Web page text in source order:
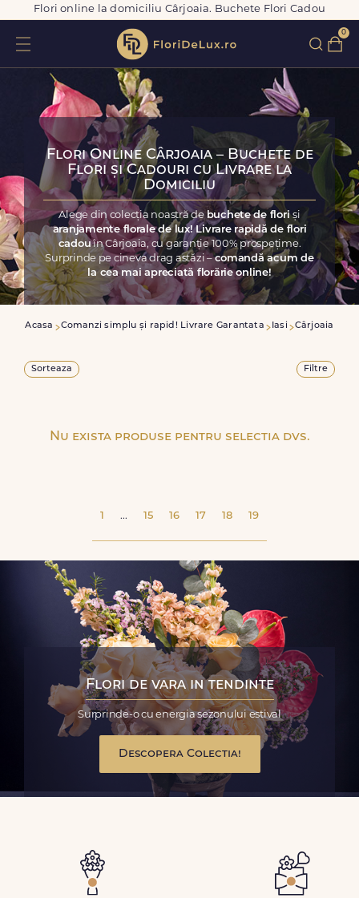
Flori online la domiciliu Cârjoaia. Buchete Flori Cadou
0
Flori Online Cârjoaia – Buchete de
Flori și Cadouri cu Livrare la
Domiciliu
Alege din colecția noastră de buchete de floriși
aranjamente florale de lux! Livrare rapidă de flori
cadouîn Cârjoaia, cu garanție 100% prospețime.
Surprinde pe cineva drag astăzi –comandă acum de
la cea mai apreciată florărie online!
Acasa Comanzi simplu și rapid! Livrare Garantata Iasi Cârjoaia
Sorteaza Filtre
Nu exista produse pentru selectia dvs.
1 ... 15 16 17 18 19
Flori de vara in tendinte
Surprinde-o cu energia sezonului estival
Descopera Colectia!